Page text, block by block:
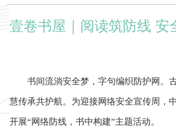
壹卷书屋｜阅读筑防线 安
书间流淌安全梦，字句编织防护网。
慧传承共护航。为迎接网络安全宣传周，
开展“网络防线，书中构建”主题活动。